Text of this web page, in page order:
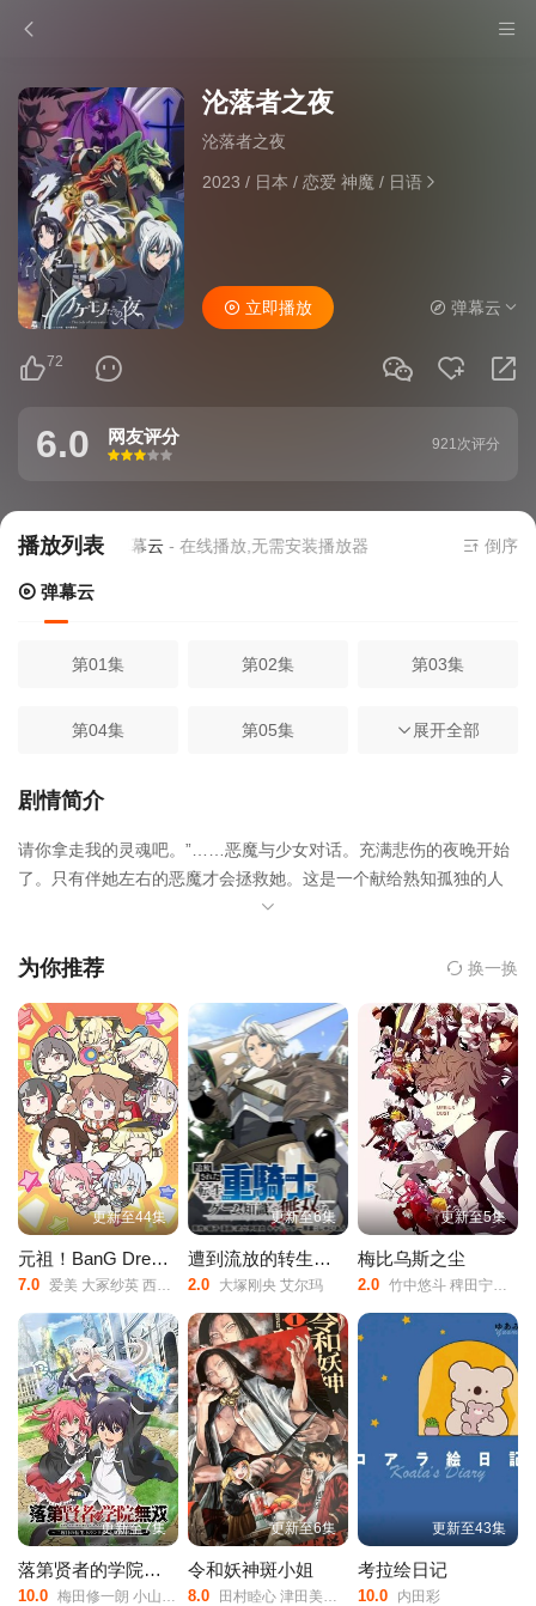
沦落者之夜
沦落者之夜
2023 / 日本 / 恋爱 神魔/ 日语
72
立即播放 弹幕云
6.0 网友评分
很差
较差还行推荐力荐
921次评分
播放列表
资源来源弹幕云- 在线播放,无需安装播放器 倒序
弹幕云
第01集 第02集 第03集
第04集 第05集 第06集
第07集
第10集 第11集 第12集
展开全部
剧情简介
请你拿走我的灵魂吧。”……恶魔与少女对话。充满悲伤的夜晚开始
了。只有伴她左右的恶魔才会拯救她。这是一个献给熟知孤独的人
们的长夜奇谭（Dark Night Story）。
为你推荐 换一换
更新至44集
元祖！BanG Dream Chan
7.0 爱美 大冢纱英 西本里美
更新至6集
遭到流放的转生重骑士凭借游戏知识大开无双
2.0 大塚刚央 艾尔玛
更新至5集
梅比乌斯之尘
2.0 竹中悠斗 稗田宁宁 佐藤榛夏 坂泰斗 市川苍 堀金苍平
更新至7集
落第贤者的学院无双第二回转生，S等级作弊魔术师冒险记
10.0 梅田修一朗 小山内怜央 白石晴香 加藤英美里 平川大辅
更新至6集
令和妖神斑小姐
8.0 田村睦心 津田美波 寺泽百花 寺杣昌纪
更新至43集
考拉绘日记
10.0 内田彩